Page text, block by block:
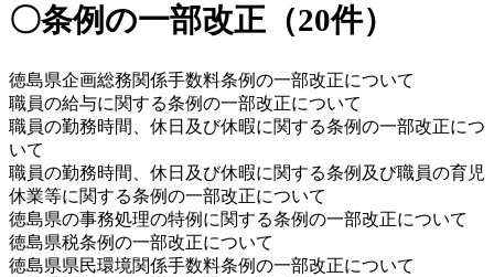
〇条例の一部改正（20件）
徳島県企画総務関係手数料条例の一部改正について
職員の給与に関する条例の一部改正について
職員の勤務時間、休日及び休暇に関する条例の一部改正につ
いて
職員の勤務時間、休日及び休暇に関する条例及び職員の育児
休業等に関する条例の一部改正について
徳島県の事務処理の特例に関する条例の一部改正について
徳島県税条例の一部改正について
徳島県県民環境関係手数料条例の一部改正について